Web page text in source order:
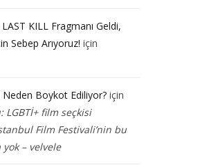
KILL Fragmanı Geldi,
Sebep Arıyoruz! için
Boykot Ediliyor? için
LGBTİ+ film seçkisi
Film Festivali’nin bu
yok – velvele